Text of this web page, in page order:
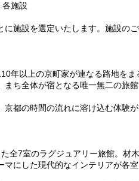
各施設
施設を選定いたします。施設の
年以上の京町家が連なる路地を
ち全体が宿となる唯一無二の旅館
都の時間の流れに溶け込む体験が
全7室のラグジュアリー旅館。材
にした現代的なインテリアが各室